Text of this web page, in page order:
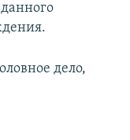
дело,